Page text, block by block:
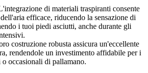
di materiali traspiranti consente
efficace, riducendo la sensazione di
i tuoi piedi asciutti, anche durante gli
costruzione robusta assicura un'eccellente
rendendole un investimento affidabile per i
occasionali di pallamano.